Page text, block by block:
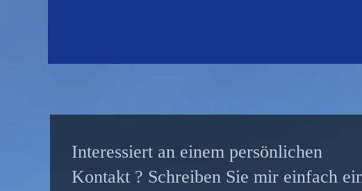
Interessiert an einem persönlichen
Kontakt ? Schreiben Sie mir einfach